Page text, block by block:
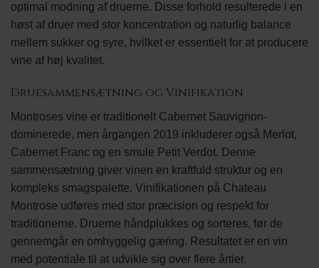
optimal modning af druerne. Disse forhold resulterede i en
høst af druer med stor koncentration og naturlig balance
mellem sukker og syre, hvilket er essentielt for at producere
vine af høj kvalitet.
Druesammensætning og Vinifikation
Montroses vine er traditionelt Cabernet Sauvignon-
dominerede, men årgangen 2019 inkluderer også Merlot,
Cabernet Franc og en smule Petit Verdot. Denne
sammensætning giver vinen en kraftfuld struktur og en
kompleks smagspalette. Vinifikationen på Chateau
Montrose udføres med stor præcision og respekt for
traditionerne. Druerne håndplukkes og sorteres, før de
gennemgår en omhyggelig gæring. Resultatet er en vin
med potentiale til at udvikle sig over flere årtier.